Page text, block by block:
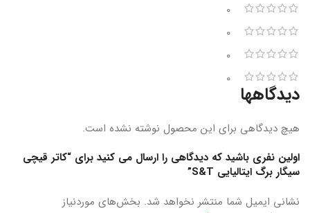
0
0
0
0
دیدگاهها
هیچ دیدگاهی برای این محصول نوشته نشده است.
اولین نفری باشید که دیدگاهی را ارسال می کنید برای “کاتر قیچی
سیگار برگ ایتالیایی S&T”
نشانی ایمیل شما منتشر نخواهد شد. بخش‌های موردنیاز